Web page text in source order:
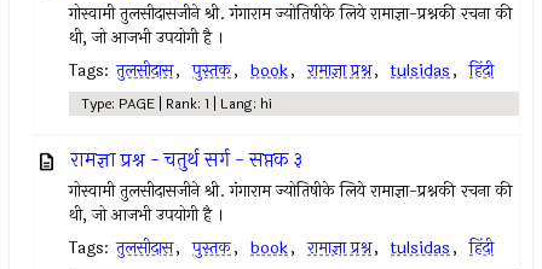
गोस्वामी तुलसीदासजीने श्री. गंगाराम ज्योतिषीके लिये रामाज्ञा-प्रश्नकी रचना की
थी, जो आजभी उपयोगी है ।
Tags: तुलसीदास, पुस्तक, book, रामाज्ञा प्रश्न, tulsidas, हिंदी
Type: PAGE | Rank: 1 | Lang: hi
रामज्ञा प्रश्न - चतुर्थ सर्ग - सप्तक ३
गोस्वामी तुलसीदासजीने श्री. गंगाराम ज्योतिषीके लिये रामाज्ञा-प्रश्नकी रचना की
थी, जो आजभी उपयोगी है ।
Tags: तुलसीदास, पुस्तक, book, रामाज्ञा प्रश्न, tulsidas, हिंदी